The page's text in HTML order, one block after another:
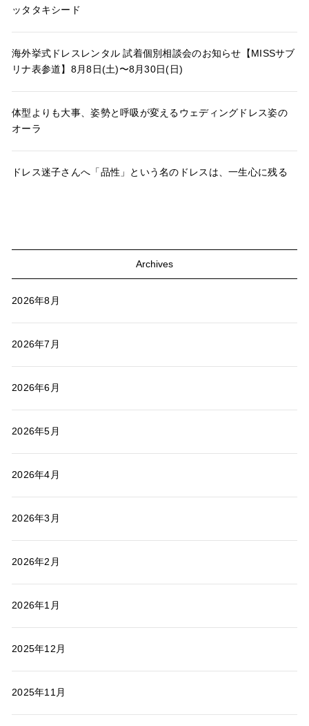
ッタタキシード
海外挙式ドレスレンタル 試着個別相談会のお知らせ【MISSサブ
リナ表参道】8月8日(土)〜8月30日(日)
体型よりも大事、姿勢と呼吸が変えるウェディングドレス姿の
オーラ
ドレス迷子さんへ「品性」という名のドレスは、一生心に残る
Archives
2026年8月
2026年7月
2026年6月
2026年5月
2026年4月
2026年3月
2026年2月
2026年1月
2025年12月
2025年11月